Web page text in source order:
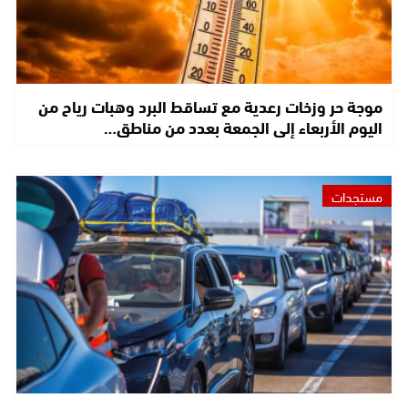
موجة حر وزخات رعدية مع تساقط البرد وهبات رياح من
اليوم الأربعاء إلى الجمعة بعدد من مناطق…
مستجدات